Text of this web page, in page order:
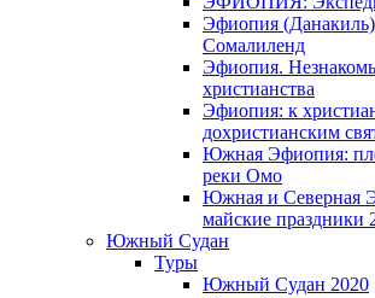
Эфиопия
Cомалиленд
Эфиопия.
христианства
Эфиопия: к
дохристианским
Южная Эфиопия:
реки Омо
Южная и Северная
майские праздники
Южный Судан
Туры
Южный Cудан 2020